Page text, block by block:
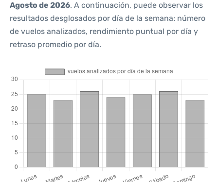
Agosto de 2026. A continuación, puede observar los
resultados desglosados por día de la semana: número
de vuelos analizados, rendimiento puntual por día y
retraso promedio por día.